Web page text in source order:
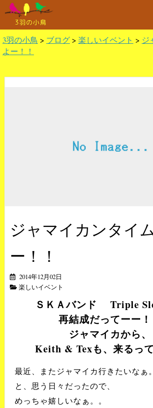
3羽の小鳥
3羽の小鳥 > ブログ > 楽しいイベント > ジ
よー！！
ジャマイカンタイ
ー！！
2014年12月02日
楽しいイベント
ＳＫＡバンド Triple
再結成だってーー！
ジャマイカから、
Keith & Texも、来るっ
最近、またジャマイカ行きたいなぁ
と、思う日々だったので、
めっちゃ嬉しいなぁ。。